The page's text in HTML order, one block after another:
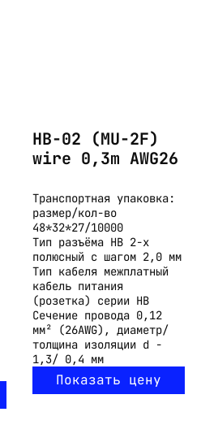
HB-02 (MU-2F)
wire 0,3m AWG26
Транспортная упаковка:
размер/кол-во
48*32*27/10000
Тип разъёма HB 2-х
полюсный с шагом 2,0 мм
Тип кабеля межплатный
кабель питания
(розетка) серии HB
Сечение провода 0,12
мм² (26AWG), диаметр/
толщина изоляции d -
1,3/ 0,4 мм
Показать цену